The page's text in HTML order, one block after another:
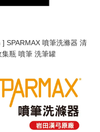
] SPARMAX 噴筆洗滌器 清
瓶 噴筆 洗筆罐